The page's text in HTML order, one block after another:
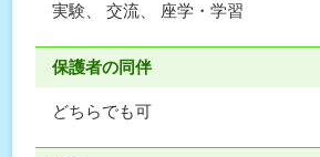
実験、 交流、 座学・学習
保護者の同伴
どちらでも可